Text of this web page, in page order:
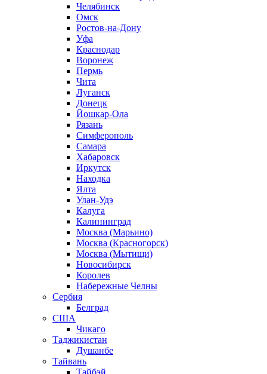
Челябинск
Омск
Ростов-на-Дону
Уфа
Краснодар
Воронеж
Пермь
Чита
Луганск
Донецк
Йошкар-Ола
Рязань
Симферополь
Самара
Хабаровск
Иркутск
Находка
Ялта
Улан-Удэ
Калуга
Калининград
Москва (Марьино)
Москва (Красногорск)
Москва (Мытищи)
Новосибирск
Королев
Набережные Челны
Сербия
Белград
США
Чикаго
Таджикистан
Душанбе
Тайвань
Тайбэй